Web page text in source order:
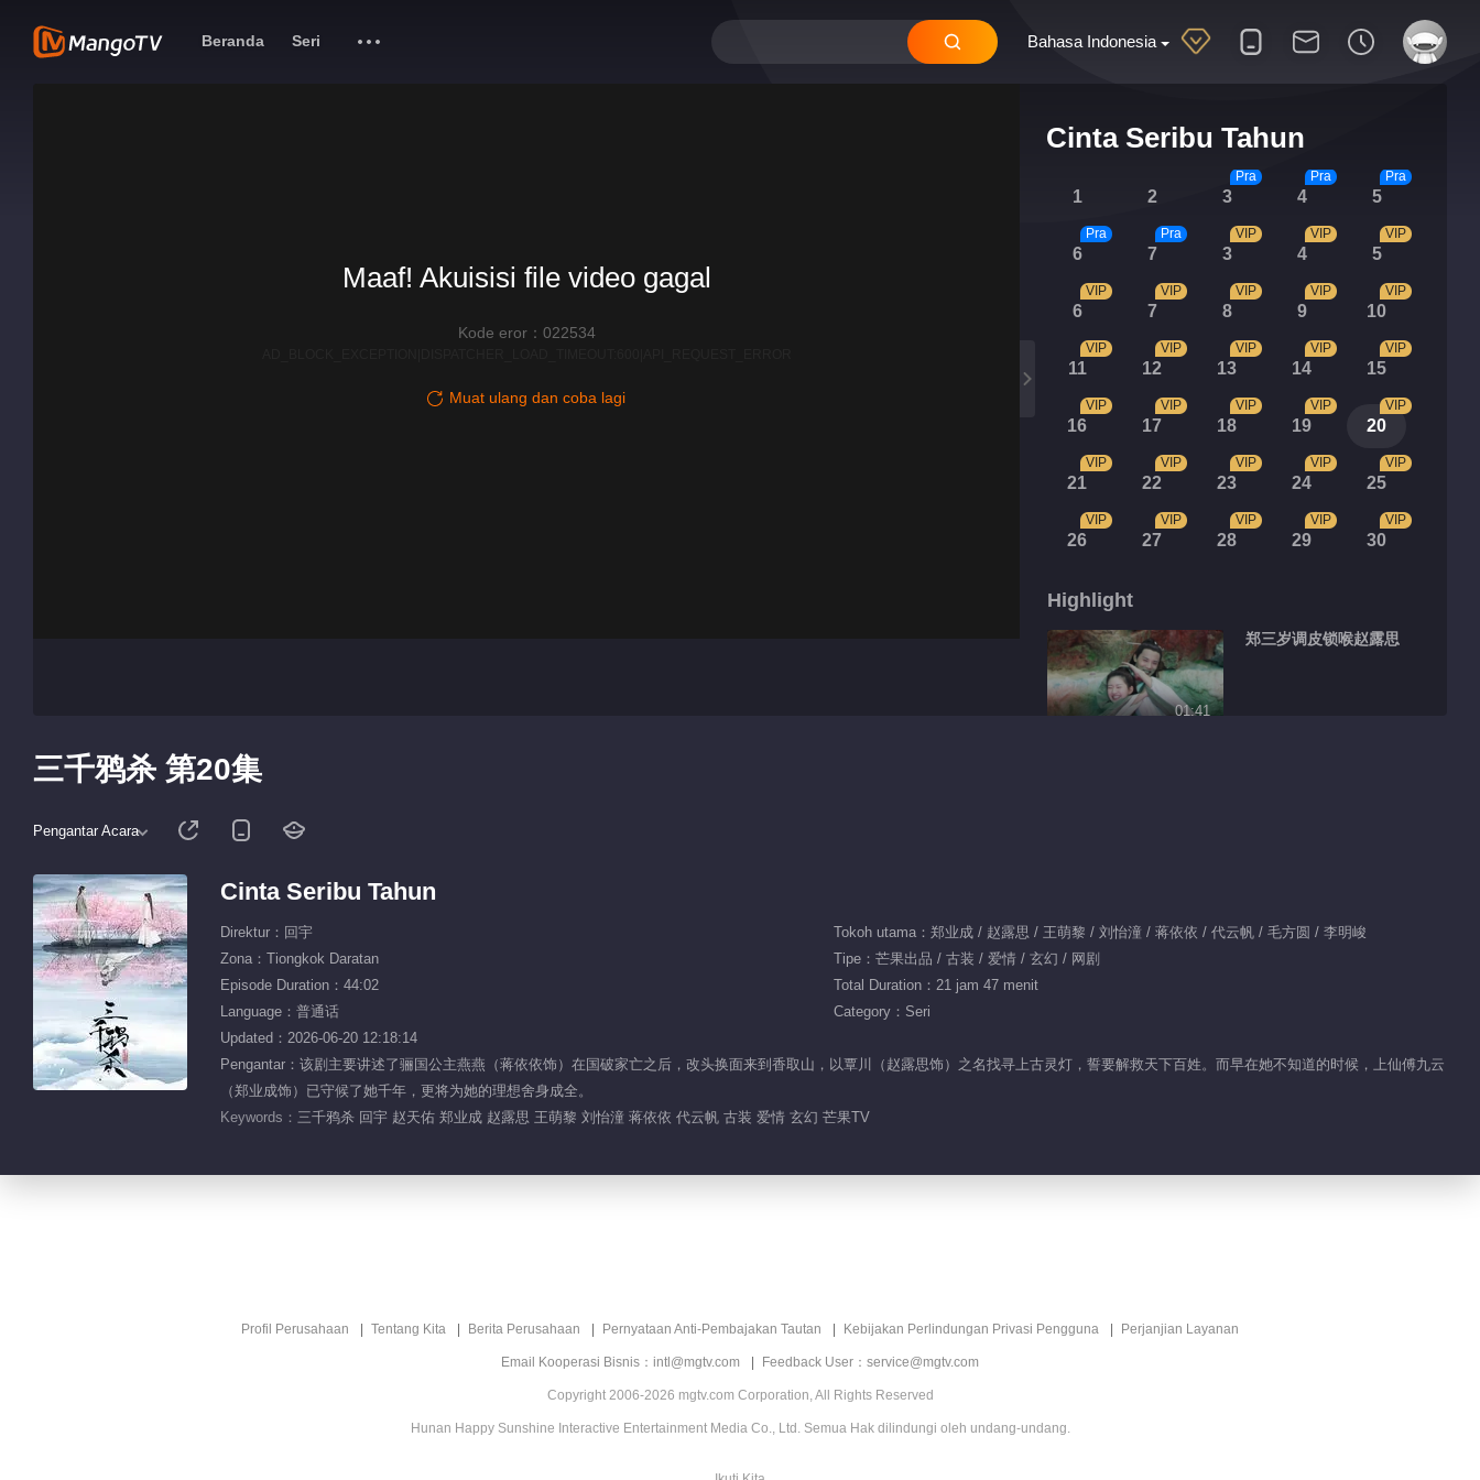
Bahasa Indonesia
Beranda Seri
Cinta Seribu Tahun
1 2 3
Pra
4
Pra
5
Pra
6
Pra
7
Pra
3
VIP
4
VIP
5
VIP
6
VIP
7
VIP
8
VIP
9
VIP
10
VIP
11
VIP
12
VIP
13
VIP
14
VIP
15
VIP
16
VIP
17
VIP
18
VIP
19
VIP
20
VIP
21
VIP
22
VIP
23
VIP
24
VIP
25
VIP
26
VIP
27
VIP
28
VIP
29
VIP
30
VIP
Highlight
01:41
郑三岁调皮锁喉赵露思
00:55
01:55
02:41
Maaf! Akuisisi file video gagal
Kode eror：022534
Muat ulang dan coba lagi
三千鸦杀 第20集
Pengantar Acara
Cinta Seribu Tahun
Direktur：回宇
Tokoh utama：郑业成 / 赵露思 / 王萌黎 / 刘怡潼 / 蒋依依 / 代云帆 / 毛方圆 / 李明峻
Zona：Tiongkok Daratan
Tipe：芒果出品 / 古装 / 爱情 / 玄幻 / 网剧
Episode Duration：44:02
Total Duration：21 jam 47 menit
Language：普通话
Category：Seri
Updated：2026-06-20 12:18:14
Pengantar：该剧主要讲述了骊国公主燕燕（蒋依依饰）在国破家亡之后，改头换面来到香取山，以覃川（赵露思饰）之名找寻上古灵灯，誓要解救天下百姓。而早在她不知道的时候，上仙傅九云
（郑业成饰）已守候了她千年，更将为她的理想舍身成全。
Keywords： 三千鸦杀 回宇 赵天佑 郑业成 赵露思 王萌黎 刘怡潼 蒋依依 代云帆 古装 爱情 玄幻 芒果TV
Profil Perusahaan Tentang Kita Berita Perusahaan Pernyataan Anti-Pembajakan Tautan Kebijakan Perlindungan Privasi Pengguna Perjanjian Layanan
Email Kooperasi Bisnis：intl@mgtv.com Feedback User：service@mgtv.com
Copyright 2006-2026 mgtv.com Corporation, All Rights Reserved
Hunan Happy Sunshine Interactive Entertainment Media Co., Ltd. Semua Hak dilindungi oleh undang-undang.